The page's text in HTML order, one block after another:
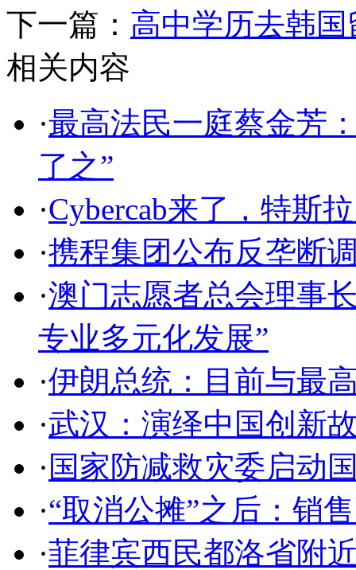
下一篇： 高中学历去韩
相关内容
·最高法民一庭蔡金芳
了之”
·Cybercab来了，特斯
·携程集团公布反垄断
·澳门志愿者总会理事
专业多元化发展”
·伊朗总统：目前与最
·武汉：演绎中国创新
· 国家防减救灾委启动
·“取消公摊”之后：销
·菲律宾西民都洛省附